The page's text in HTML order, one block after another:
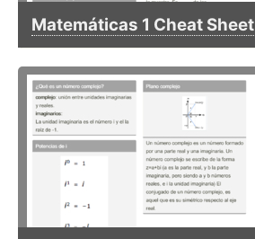
Matemáticas 1 Cheat Sheet